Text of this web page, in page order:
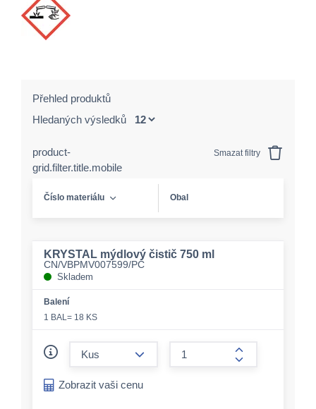
Přehled produktů
Hledaných výsledků
product-
grid.filter.title.mobile
Smazat filtry
Číslo materiálu Obal
KRYSTAL mýdlový čistič 750 ml
CN/VBPMV007599/PC
Skladem
Balení
1 BAL= 18 KS
form.increase-
Zobrazit vaši cenu